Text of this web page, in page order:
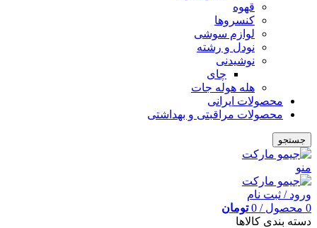
قهوه
کنسروها
لوازم سوشی
نودل و رشته
نوشیدنی
چای
هله هوله جات
محصولات ایرانی
محصولات مراقبتی و بهداشتی
جستجو
منو
ورود / ثبت نام
0 محصول /
0 تومان
دسته بندی کالاها